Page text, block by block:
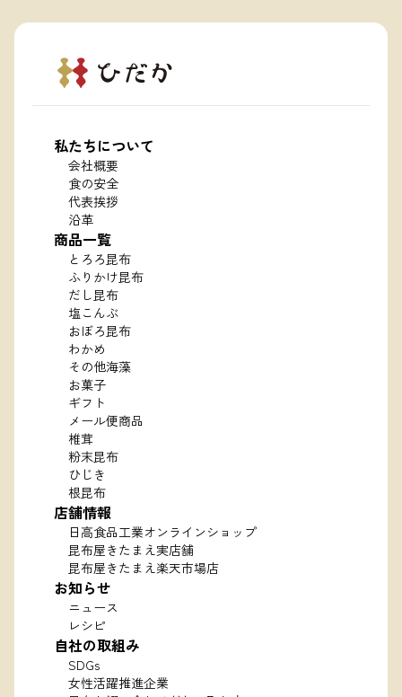
私たちについて
会社概要
食の安全
代表挨拶
沿革
商品一覧
とろろ昆布
ふりかけ昆布
だし昆布
塩こんぶ
おぼろ昆布
わかめ
その他海藻
お菓子
ギフト
メール便商品
椎茸
粉末昆布
ひじき
根昆布
店舗情報
日高食品工業オンラインショップ
昆布屋きたまえ実店舗
昆布屋きたまえ楽天市場店
お知らせ
ニュース
レシピ
自社の取組み
SDGs
女性活躍推進企業